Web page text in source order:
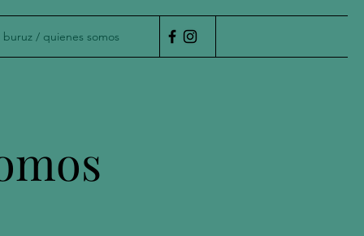
buruz / quienes somos